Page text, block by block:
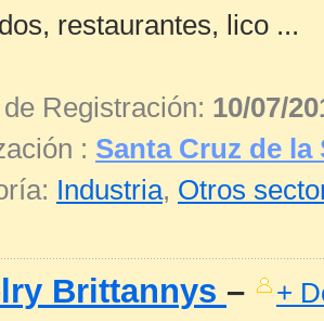
restaurantes, lico ...
Registración: 10/07/
: Santa Cruz de la
Industria, Otros
Brittannys – +